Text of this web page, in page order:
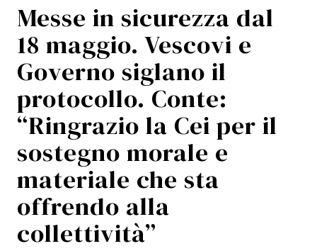
Messe in sicurezza dal
18 maggio. Vescovi e
Governo siglano il
protocollo. Conte:
“Ringrazio la Cei per il
sostegno morale e
materiale che sta
offrendo alla
collettività”